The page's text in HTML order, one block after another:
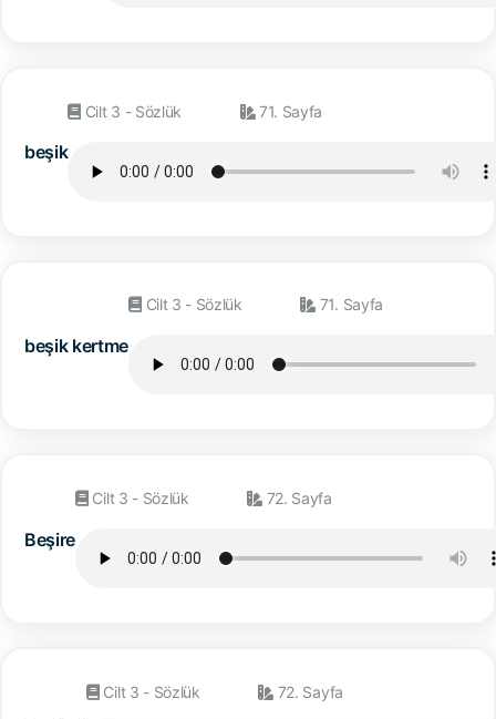
beşik
Cilt 3 - Sözlük 71. Sayfa
beşik kertme
Cilt 3 - Sözlük 71. Sayfa
Beşire
Cilt 3 - Sözlük 72. Sayfa
Cilt 3 - Sözlük 72. Sayfa